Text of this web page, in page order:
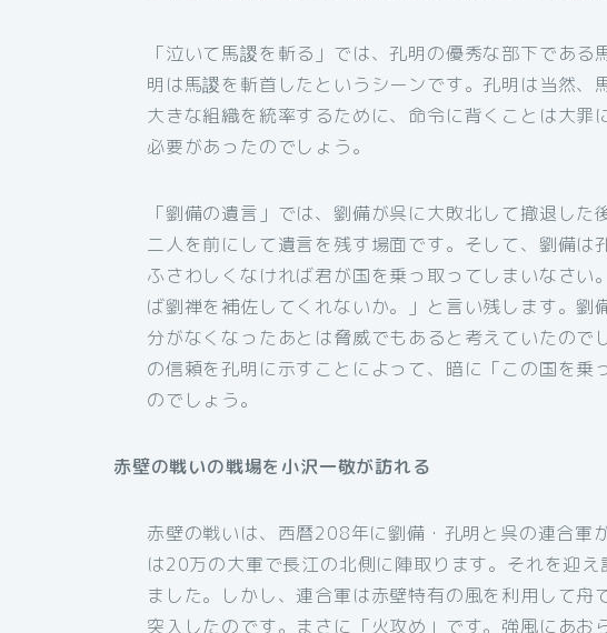
「泣いて馬謖を斬る」では、孔明の優秀な部下であ
明は馬謖を斬首したというシーンです。孔明は当然、
大きな組織を統率するために、命令に背くことは大罪
必要があったのでしょう。
「劉備の遺言」では、劉備が呉に大敗北して撤退し
二人を前にして遺言を残す場面です。そして、劉備は
ふさわしくなければ君が国を乗っ取ってしまいなさい
ば劉禅を補佐してくれないか。」と言い残します。劉
分がなくなったあとは脅威でもあると考えていたの
の信頼を孔明に示すことによって、暗に「この国を乗
のでしょう。
赤壁の戦いの戦場を小沢一敬が訪れる
赤壁の戦いは、西暦208年に劉備・孔明と呉の連合軍
は20万の大軍で長江の北側に陣取ります。それを迎
ました。しかし、連合軍は赤壁特有の風を利用して舟
突入したのです。まさに「火攻め」です。強風にあお